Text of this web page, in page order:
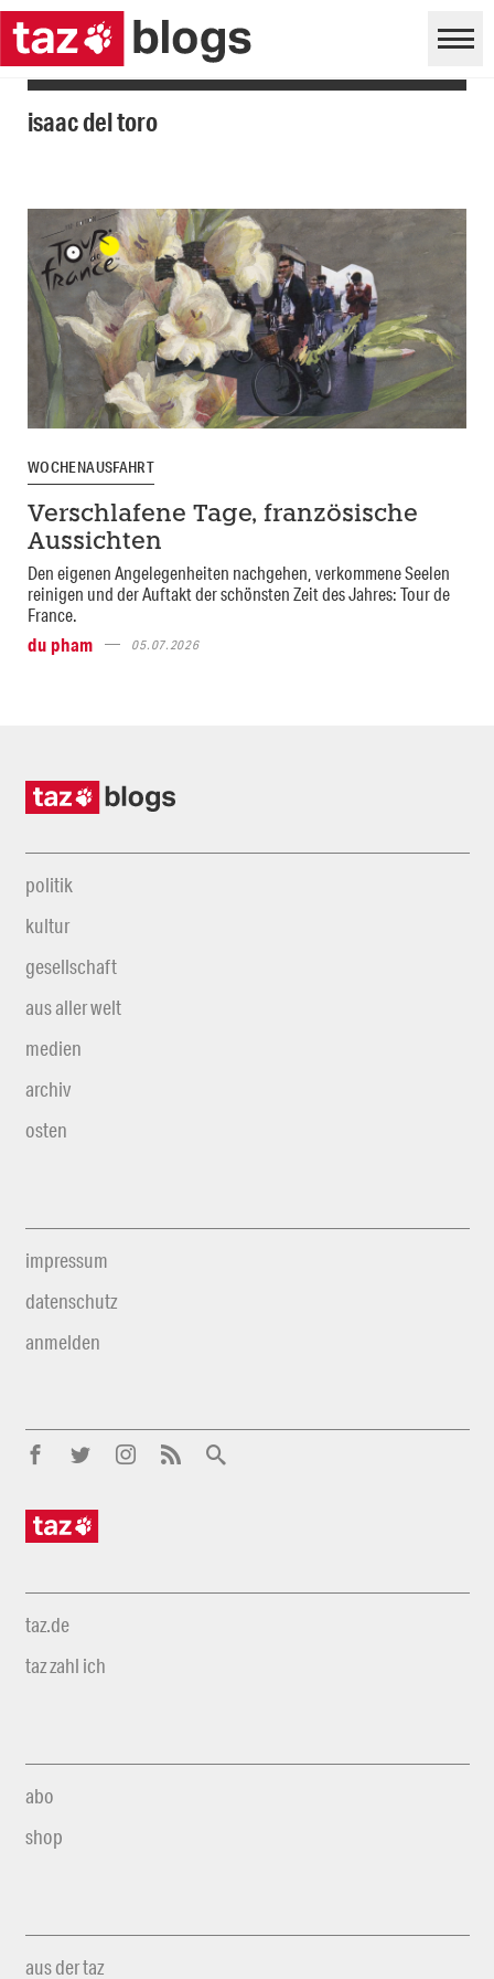
isaac del toro
WOCHENAUSFAHRT
Verschlafene Tage, französische
Aussichten
Den eigenen Angelegenheiten nachgehen, verkommene Seelen
reinigen und der Auftakt der schönsten Zeit des Jahres: Tour de
France.
du pham
05.07.2026
politik
kultur
gesellschaft
aus aller welt
medien
archiv
osten
impressum
datenschutz
anmelden
taz.de
taz zahl ich
abo
shop
aus der taz